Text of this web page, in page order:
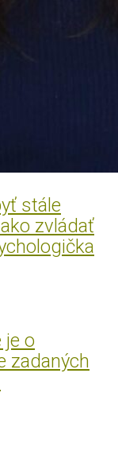
stále
zvládať
je o
zadaných